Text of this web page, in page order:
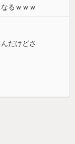
るｗｗｗ
だけどさ